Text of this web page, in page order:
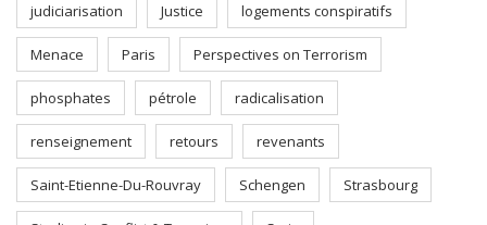
judiciarisation Justice logements conspiratifs
Menace Paris Perspectives on Terrorism
phosphates pétrole radicalisation
renseignement retours revenants
Saint-Etienne-Du-Rouvray Schengen Strasbourg